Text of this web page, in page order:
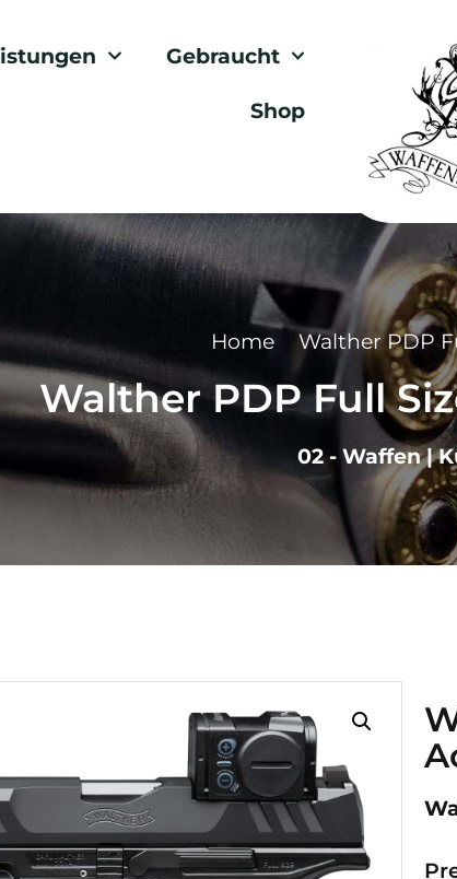
Gebraucht
Shop
Home Walther PDP
Walther PDP Full
02 - Waffen|